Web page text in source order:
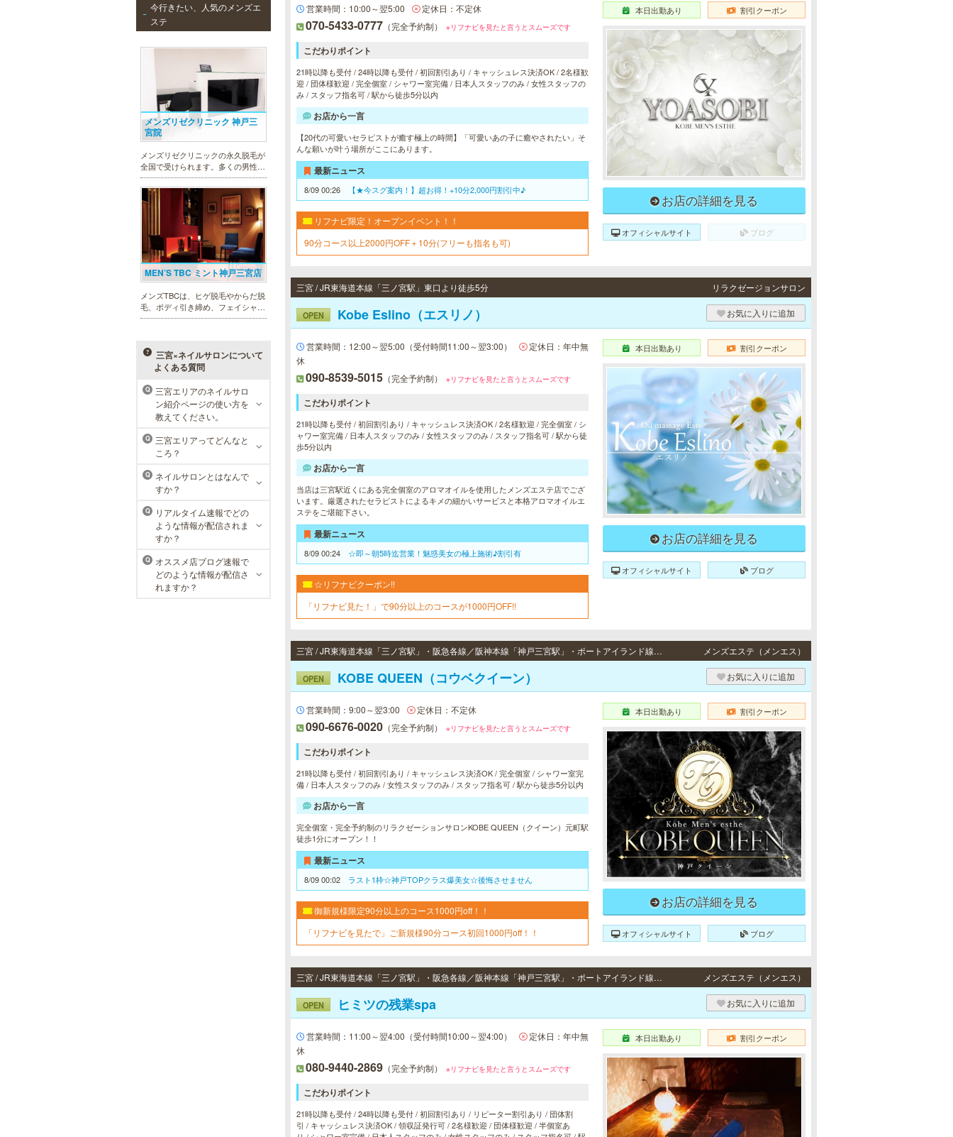
今行きたい、人気のメンズエ
ステ
メンズリゼクリニック 神戸三
宮院
メンズリゼクリニックの永久脱毛が
全国で受けられます。多くの男性患
者様にご支持頂き、新宿1院から始
まったメンズリゼクリニックが、現
在では提携院含め全国10院を展開す
るクリニックになりました。
MEN’S TBC ミント神戸三宮店
メンズTBCは、ヒゲ脱毛やからだ脱
毛、ボディ引き締め、フェイシャル
等、清潔感を保ちたい方や、お手入
用意し、お待ちしております。
ラ・パルレ 神戸本店
ラ・パルレでは、脱毛、フェイシャ
ルや引き締め、アロマトリートメン
ト、本格的なダイエットコース等、
幅広いメニューでお客様の美を応
援。初めてで不安という方には、初
回限定体験コースも多数取り揃えて
三宮×ネイルサロンについて
よくある質問
Q
三宮エリアのネイルサロ
ン紹介ページの使い方を
教えてください。
Q
三宮エリアってどんなと
ころ？
Q
ネイルサロンとはなんで
すか？
Q
リアルタイム速報でどの
ような情報が配信されま
すか？
Q
オススメ店ブログ速報で
どのような情報が配信さ
れますか？
営業時間：10:00～翌5:00 定休日：不定休
070-5433-0777 （完全予約制） ※リフナビを見たと言うとスムーズです
こだわりポイント
21時以降も受付 / 24時以降も受付 / 初回割引あり / キャッシュレス決済OK / 2名様歓
迎 / 団体様歓迎 / 完全個室 / シャワー室完備 / 日本人スタッフのみ / 女性スタッフの
み / スタッフ指名可 / 駅から徒歩5分以内
お店から一言
【20代の可愛いセラピストが癒す極上の時間】「可愛いあの子に癒やされたい」そ
んな願いが叶う場所がここにあります。
最新ニュース
8/09 00:26 【★今スグ案内！】超お得！+10分2,000円割引中♪
リフナビ限定！オープンイベント！！
90分コース以上2000円OFF＋10分(フリーも指名も可)
本日出勤あり 割引クーポン
お店の詳細を見る
オフィシャルサイト ブログ
三宮 / JR東海道本線「三ノ宮駅」東口より徒歩5分 リラクゼージョンサロン
OPEN Kobe Eslino（エスリノ） お気に入りに追加
営業時間：12:00～翌5:00（受付時間11:00～翌3:00）
定休日：年中無
休
090-8539-5015 （完全予約制） ※リフナビを見たと言うとスムーズです
こだわりポイント
21時以降も受付 / 初回割引あり / キャッシュレス決済OK / 2名様歓迎 / 完全個室 / シ
ャワー室完備 / 日本人スタッフのみ / 女性スタッフのみ / スタッフ指名可 / 駅から徒
歩5分以内
お店から一言
当店は三宮駅近くにある完全個室のアロマオイルを使用したメンズエステ店でござ
います。厳選されたセラピストによるキメの細かいサービスと本格アロマオイルエ
ステをご堪能下さい。
最新ニュース
8/09 00:24 ☆即～朝5時迄営業！魅惑美女の極上施術♪割引有
☆リフナビクーポン!!
「リフナビ見た！」で90分以上のコースが1000円OFF!!
本日出勤あり 割引クーポン
お店の詳細を見る
オフィシャルサイト ブログ
三宮 / JR東海道本線「三ノ宮駅」・阪急各線／阪神本線「神戸三宮駅」・ポートアイランド線「三宮駅」・地下鉄各線「三宮駅」より徒歩5分 メンズエステ（メンエス）
OPEN KOBE QUEEN（コウベクイーン） お気に入りに追加
営業時間：9:00～翌3:00 定休日：不定休
090-6676-0020 （完全予約制） ※リフナビを見たと言うとスムーズです
こだわりポイント
21時以降も受付 / 初回割引あり / キャッシュレス決済OK / 完全個室 / シャワー室完
備 / 日本人スタッフのみ / 女性スタッフのみ / スタッフ指名可 / 駅から徒歩5分以内
お店から一言
完全個室・完全予約制のリラクゼーションサロンKOBE QUEEN（クイーン）元町駅
徒歩1分にオープン！！
最新ニュース
8/09 00:02 ラスト1枠☆神戸TOPクラス爆美女☆後悔させません
御新規様限定90分以上のコース1000円off！！
「リフナビを見たで」ご新規様90分コース初回1000円off！！
本日出勤あり 割引クーポン
お店の詳細を見る
オフィシャルサイト ブログ
三宮 / JR東海道本線「三ノ宮駅」・阪急各線／阪神本線「神戸三宮駅」・ポートアイランド線「三宮駅」・地下鉄各線「三宮駅」より徒歩5分 メンズエステ（メンエス）
OPEN ヒミツの残業spa お気に入りに追加
営業時間：11:00～翌4:00（受付時間10:00～翌4:00）
定休日：年中無
休
080-9440-2869 （完全予約制） ※リフナビを見たと言うとスムーズです
こだわりポイント
21時以降も受付 / 24時以降も受付 / 初回割引あり / リピーター割引あり / 団体割
引 / キャッシュレス決済OK / 領収証発行可 / 2名様歓迎 / 団体様歓迎 / 半個室あ
本日出勤あり 割引クーポン